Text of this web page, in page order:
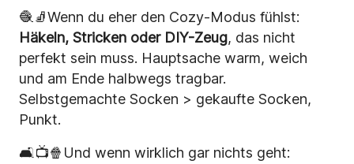
🧶🧦Wenn du eher den Cozy-Modus fühlst:
Häkeln, Stricken oder DIY-Zeug, das nicht
perfekt sein muss. Hauptsache warm, weich
und am Ende halbwegs tragbar.
Selbstgemachte Socken > gekaufte Socken,
Punkt.
🛋️📺🍿Und wenn wirklich gar nichts geht: